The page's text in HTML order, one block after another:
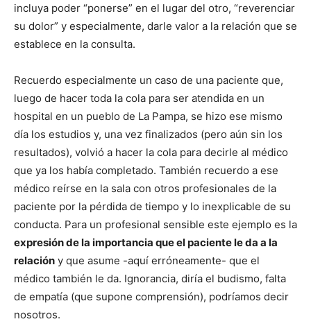
incluya poder “ponerse” en el lugar del otro, “reverenciar
su dolor” y especialmente, darle valor a la relación que se
establece en la consulta.
Recuerdo especialmente un caso de una paciente que,
luego de hacer toda la cola para ser atendida en un
hospital en un pueblo de La Pampa, se hizo ese mismo
día los estudios y, una vez finalizados (pero aún sin los
resultados), volvió a hacer la cola para decirle al médico
que ya los había completado. También recuerdo a ese
médico reírse en la sala con otros profesionales de la
paciente por la pérdida de tiempo y lo inexplicable de su
conducta. Para un profesional sensible este ejemplo es la
expresión de la importancia que el paciente le da a la
relación y que asume -aquí erróneamente- que el
médico también le da. Ignorancia, diría el budismo, falta
de empatía (que supone comprensión), podríamos decir
nosotros.